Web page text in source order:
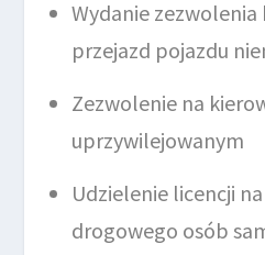
Wydanie
przejazd pojazdu
Zezwolenie na
uprzywilejowanym
Udzielenie licencji
drogowego osób